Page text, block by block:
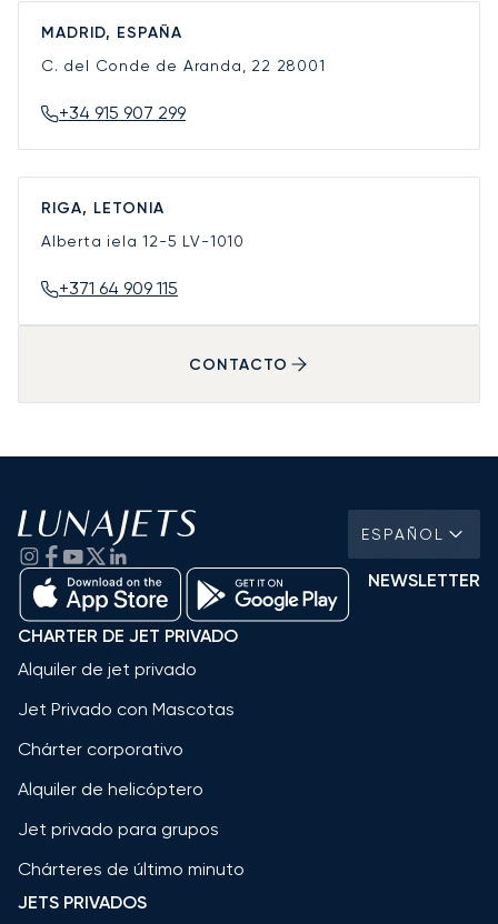
MADRID, ESPAÑA
C. del Conde de Aranda, 22 28001
+34 915 907 299
RIGA, LETONIA
Alberta iela 12-5 LV-1010
+371 64 909 115
CONTACTO
ESPAÑOL
NEWSLETTER
CHARTER DE JET PRIVADO
Alquiler de jet privado
Jet Privado con Mascotas
Chárter corporativo
Alquiler de helicóptero
Jet privado para grupos
Chárteres de último minuto
JETS PRIVADOS